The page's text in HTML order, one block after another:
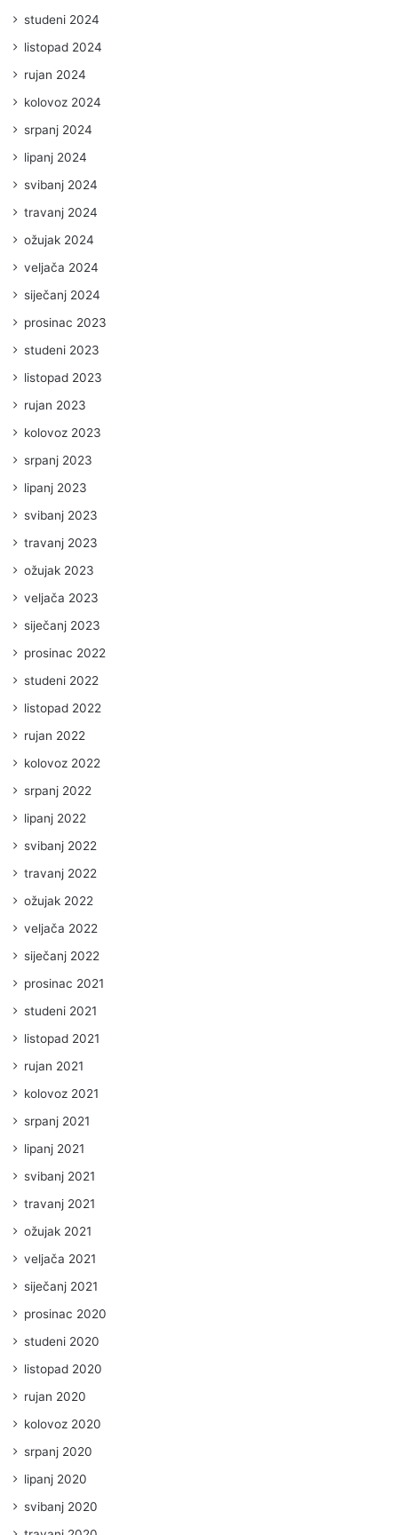
studeni 2024
listopad 2024
rujan 2024
kolovoz 2024
srpanj 2024
lipanj 2024
svibanj 2024
travanj 2024
ožujak 2024
veljača 2024
siječanj 2024
prosinac 2023
studeni 2023
listopad 2023
rujan 2023
kolovoz 2023
srpanj 2023
lipanj 2023
svibanj 2023
travanj 2023
ožujak 2023
veljača 2023
siječanj 2023
prosinac 2022
studeni 2022
listopad 2022
rujan 2022
kolovoz 2022
srpanj 2022
lipanj 2022
svibanj 2022
travanj 2022
ožujak 2022
veljača 2022
siječanj 2022
prosinac 2021
studeni 2021
listopad 2021
rujan 2021
kolovoz 2021
srpanj 2021
lipanj 2021
svibanj 2021
travanj 2021
ožujak 2021
veljača 2021
siječanj 2021
prosinac 2020
studeni 2020
listopad 2020
rujan 2020
kolovoz 2020
srpanj 2020
lipanj 2020
svibanj 2020